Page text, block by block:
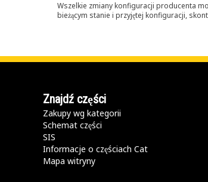
Wszelkie zmiany konfiguracji producenta
bieżącym stanie i przyjętej konfiguracji,
Znajdź części
Zakupy wg kategorii
Schemat części
SIS
Informacje o częściach Cat
Mapa witryny